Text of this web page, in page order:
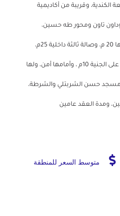
وقريبة من أكاديمية
تاون ومحور طه حسين،
ومساحتها، بها ثلاث حجرات نوم كبيرة جدا، وبها صالة كبيرة رئيسة مساحتها 36 وأخرى حرف إل معها 20 م، وصالة ثالثة داخلية 25م،
وبها أربع حمامات منها حمام كبير به جاوزي وثلاثة بها شور، ولها مطبخ كبير 20م، وبها بلكونة كبيرة على الجنية 10م ، وأمامها أمن، ولها
الفاروق قريب منها جدا، ومسجد حسن الشربتلي والشرطة،
متوسط السعر للمنطقة